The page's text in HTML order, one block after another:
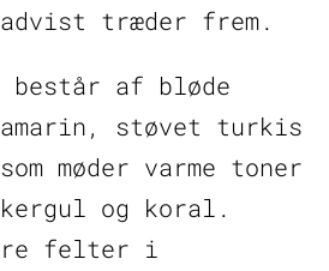
træder frem.
består af bløde
støvet turkis
møder varme toner
og koral.
felter i